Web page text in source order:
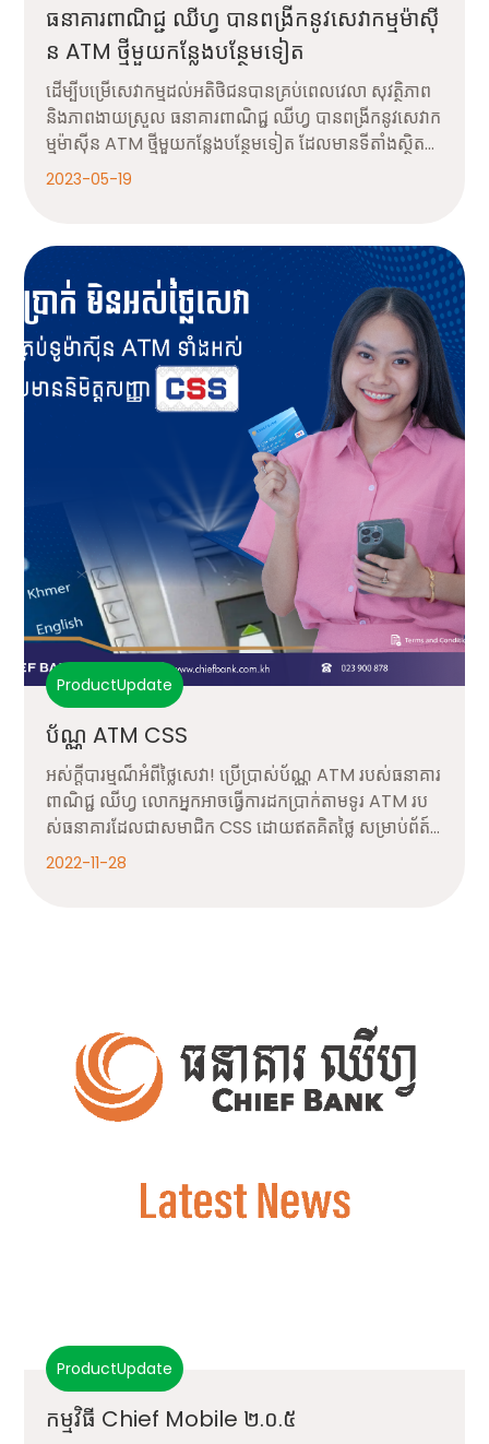
ធនាគារពាណិជ្ជ ឈីហ្វ បានពង្រីកនូវសេវាកម្មម៉ាស៊ី
ន ATM ថ្មីមួយកន្លែងបន្ថែមទៀត
ដើម្បីបម្រើសេវាកម្មដល់អតិថិជនបានគ្រប់ពេលវេលា សុវត្ថិភាព
និងភាពងាយស្រួល ធនាគារពាណិជ្ជ ឈីហ្វ បានពង្រីកនូវសេវាក
ម្មម៉ាស៊ីន ATM ថ្មីមួយកន្លែងបន្ថែមទៀត ដែលមានទីតាំងស្ថិត
នៅស្ថានីយប្រេងឥន្ធនៈ កាល់តិច នៅផ្លូវ ៥៩៨ ភូមិស្វាយប៉ាក ស
BUjfKHpsvgjmH8
2023-05-19
ProductUpdate
ប័ណ្ណ ATM CSS
អស់ក្ដីបារម្មណ៏អំពីថ្លៃសេវា! ប្រើប្រាស់ប័ណ្ណ ATM របស់ធនាគារ
ពាណិជ្ជ ឈីហ្វ លោកអ្នកអាចធ្វើការដកប្រាក់តាមទូរ ATM រប
ស់ធនាគារដែលជាសមាជិក CSS ដោយឥតគិតថ្លៃ សម្រាប់ព័ត៍
មានបន្ថែម សូមទំនាក់ទំនងមកលេខ Phone: 023 900 878
2022-11-28
ProductUpdate
កម្មវិធី Chief Mobile ២.០.៥